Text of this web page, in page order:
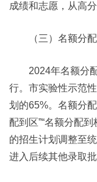
成绩和志愿，从高
（三）名额分配
2024年名额分配
行。市实验性示范
划的65%。名额分
配到区”“名额分配
的招生计划调整至
进入后续其他录取批